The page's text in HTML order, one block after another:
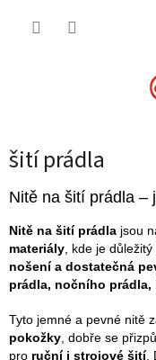
šití prádla
Nitě na šití prádla –
Nitě na šití prádla jsou
materiály, kde je důležitý
nošení a dostatečná
prádla, nočního
Tyto jemné a pevné nitě
pokožky, dobře se
pro ruční i strojové šití.